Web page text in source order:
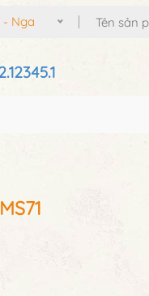
- Nga